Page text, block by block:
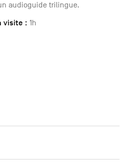
audioguide trilingue.
visite : 1h